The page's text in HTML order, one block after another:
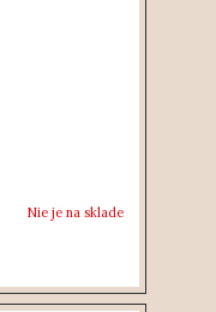
Nie je na sklade